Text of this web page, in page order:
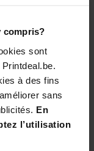
compris?
sont
à des fins
sans
En
l’utilisation